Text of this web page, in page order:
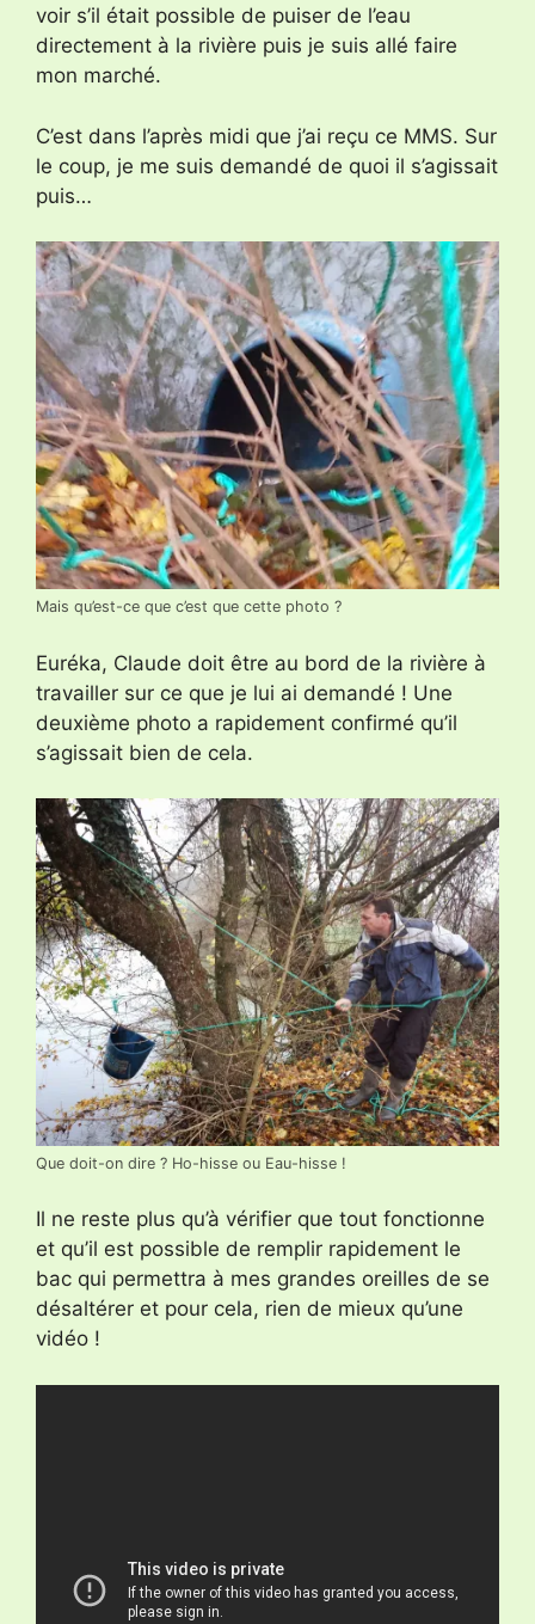
voir s’il était possible de puiser de l’eau
directement à la rivière puis je suis allé faire
mon marché.
C’est dans l’après midi que j’ai reçu ce MMS. Sur
le coup, je me suis demandé de quoi il s’agissait
puis…
Mais qu’est-ce que c’est que cette photo ?
Euréka, Claude doit être au bord de la rivière à
travailler sur ce que je lui ai demandé ! Une
deuxième photo a rapidement confirmé qu’il
s’agissait bien de cela.
Que doit-on dire ? Ho-hisse ou Eau-hisse !
Il ne reste plus qu’à vérifier que tout fonctionne
et qu’il est possible de remplir rapidement le
bac qui permettra à mes grandes oreilles de se
désaltérer et pour cela, rien de mieux qu’une
vidéo !